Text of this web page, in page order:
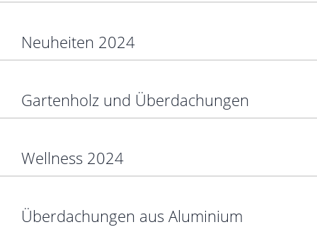
Neuheiten 2024
Gartenholz und Überdachungen
Wellness 2024
Überdachungen aus Aluminium